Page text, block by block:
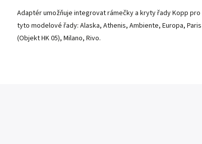
Adaptér umožňuje integrovat rámečky a kryty řady Kopp pro
tyto modelové řady: Alaska, Athenis, Ambiente, Europa, Paris
(Objekt HK 05), Milano, Rivo.